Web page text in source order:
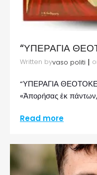
“ΥΠΕΡΑΓΙΑ
Written byvaso politi |
“ΥΠΕΡΑΓΙΑ
«Ἀπορήσας ἐκ
Read more